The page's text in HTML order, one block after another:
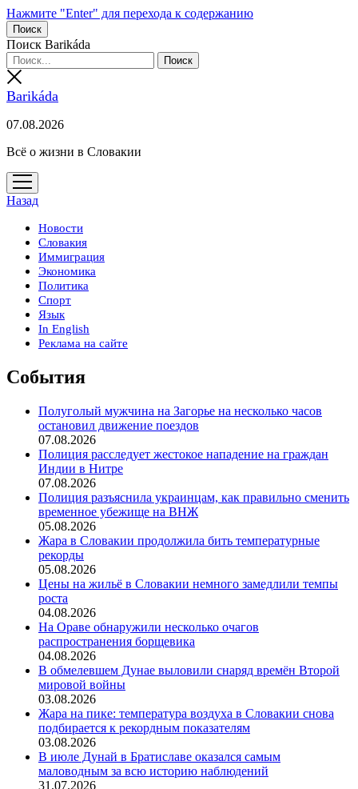
Нажмите "Enter" для перехода к содержанию
Поиск
Поиск Barikáda
Barikáda
07.08.2026
Всё о жизни в Словакии
открыть
меню
Назад
Новости
Словакия
Иммиграция
Экономика
Политика
Спорт
Язык
In English
Реклама на сайте
События
Полуголый мужчина на Загорье на несколько часов
остановил движение поездов
07.08.2026
Полиция расследует жестокое нападение на граждан
Индии в Нитре
07.08.2026
Полиция разъяснила украинцам, как правильно сменить
временное убежище на ВНЖ
05.08.2026
Жара в Словакии продолжила бить температурные
рекорды
05.08.2026
Цены на жильё в Словакии немного замедлили темпы
роста
04.08.2026
На Ораве обнаружили несколько очагов
распространения борщевика
04.08.2026
В обмелевшем Дунае выловили снаряд времён Второй
мировой войны
03.08.2026
Жара на пике: температура воздуха в Словакии снова
подбирается к рекордным показателям
03.08.2026
В июле Дунай в Братиславе оказался самым
маловодным за всю историю наблюдений
31.07.2026